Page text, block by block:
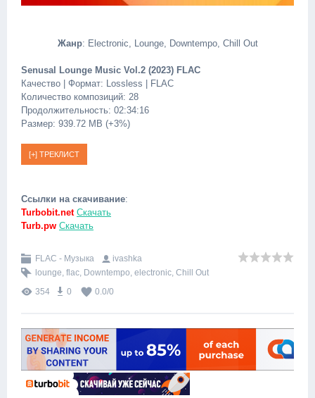
Жанр: Electronic, Lounge, Downtempo, Chill Out
Senusal Lounge Music Vol.2 (2023) FLAC
Качество | Формат: Lossless | FLAC
Количество композиций: 28
Продолжительность: 02:34:16
Размер: 939.72 MB (+3%)
Ссылки на скачивание:
Turbobit.net Скачать
Turb.pw Скачать
FLAC - Музыка
ivashka
lounge, flac, Downtempo, electronic, Chill Out
354
0 0.0/0